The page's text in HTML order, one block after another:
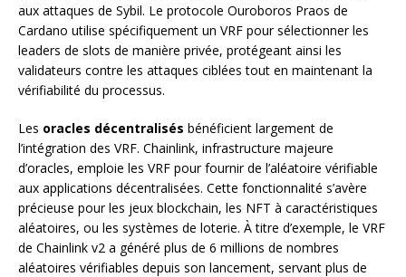
aux attaques de Sybil. Le protocole Ouroboros Praos de
Cardano utilise spécifiquement un VRF pour sélectionner les
leaders de slots de manière privée, protégeant ainsi les
validateurs contre les attaques ciblées tout en maintenant la
vérifiabilité du processus.
Les oracles décentralisés bénéficient largement de
l’intégration des VRF. Chainlink, infrastructure majeure
d’oracles, emploie les VRF pour fournir de l’aléatoire vérifiable
aux applications décentralisées. Cette fonctionnalité s’avère
précieuse pour les jeux blockchain, les NFT à caractéristiques
aléatoires, ou les systèmes de loterie. À titre d’exemple, le VRF
de Chainlink v2 a généré plus de 6 millions de nombres
aléatoires vérifiables depuis son lancement, servant plus de